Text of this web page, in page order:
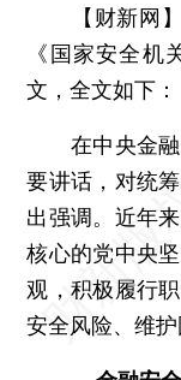
【财新网】
《国家安全机
文，全文如下：
在中央金融
要讲话，对统
出强调。近年
核心的党中央
观，积极履行
安全风险、维护